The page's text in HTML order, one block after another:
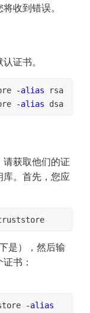
收到错误。
证书。
-alias rsa
-alias dsa
获取他们的证
。首先，您应
是），然后输
书：
-alias